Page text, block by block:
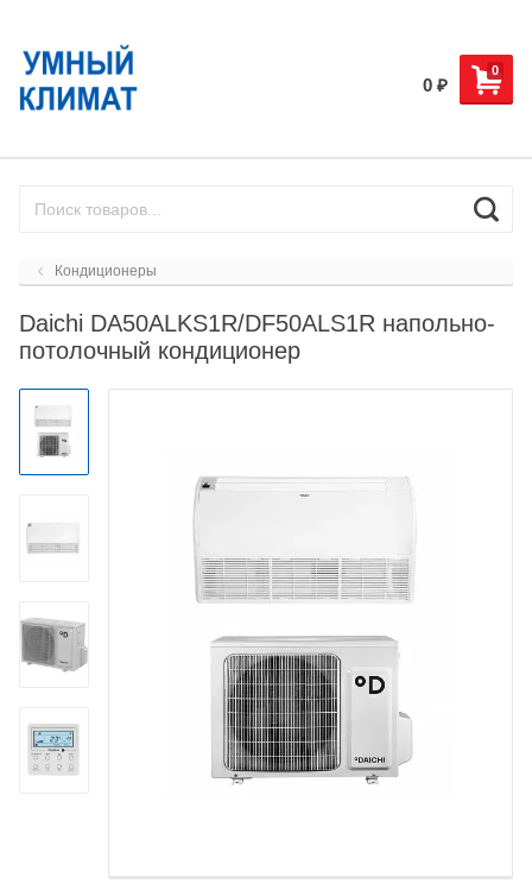
0
0 ₽
Кондиционеры
Daichi DA50ALKS1R/DF50ALS1R напольно-
потолочный кондиционер